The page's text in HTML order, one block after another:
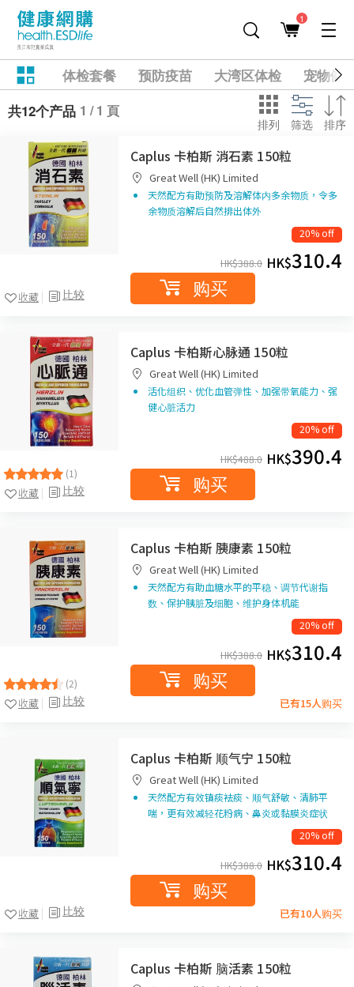
1
体检套餐 预防疫苗 大湾区体检
宠物健
共12个产品 1 / 1 頁
排列 筛选 排序
比较
收藏
Caplus 卡柏斯 消石素 150粒
Great Well (HK) Limited
天然配方有助预防及溶解体内多余物质，令多
余物质溶解后自然排出体外
20% off
HK$388.0 HK$310.4
购买
(1)
比较
收藏
Caplus 卡柏斯心脉通 150粒
Great Well (HK) Limited
活化组织、优化血管弹性、加强带氧能力、强
健心脏活力
20% off
HK$488.0 HK$390.4
购买
(2)
比较
收藏
Caplus 卡柏斯 胰康素 150粒
Great Well (HK) Limited
天然配方有助血糖水平的平稳、调节代谢指
数、保护胰脏及细胞、维护身体机能
20% off
HK$388.0 HK$310.4
购买
已有15人购买
比较
收藏
Caplus 卡柏斯 顺气宁 150粒
Great Well (HK) Limited
天然配方有效镇痰袪痰、顺气舒敏、清肺平
喘，更有效减轻花粉病、鼻炎或黏膜炎症状
20% off
HK$388.0 HK$310.4
购买
已有10人购买
Caplus 卡柏斯 脑活素 150粒